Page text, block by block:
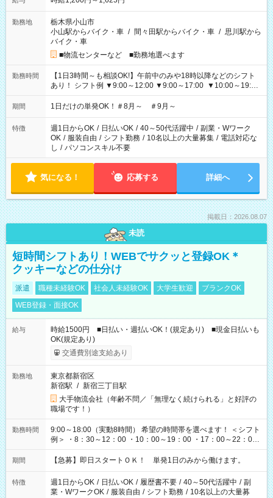
勤務地
栃木県小山市
小山駅からバイク・車 / 間々田駅からバイク・車 / 思川駅から
バイク・車
■物流センターなど ■勤務地選べます
勤務時間
【1日3時間～も相談OK!】午前中のみや18時以降などのシフト
あり！ シフト例 ▼9:00～12:00 ▼9:00～17:00 ▼10:00～19:00
▼18:00～21:00
期間 1日だけの単発OK！＃8月～ ＃9月～
特徴 週1日からOK / 日払いOK / 40～50代活躍中 / 副業・Wワーク
OK / 服装自由 / シフト勤務 / 10名以上の大量募集 / 電話対応な
し / パソコンスキル不要
気になる！ 応募する 詳細へ
掲載日：2026.08.07
未読
短時間シフトあり！WEBでサクッと登録OK＊
クッキーなどの仕分け
派遣 職種未経験OK 社会人未経験OK 大学生歓迎
ブランクOK
WEB登録・面接OK
給与
時給1500円 ■日払い・週払いOK！(規定あり) ■現金日払いも
OK(規定あり)
交通費別途支給あり
勤務地
東京都新宿区
新宿駅 / 新宿三丁目駅
大手物流会社（年齢不問／「無理なく続けられる」と好評の
職場です！）
勤務時間
9:00～18:00（実動8時間） 希望の時間帯を選べます！ ＜シフト
例＞ ・8：30～12：00 ・10：00～19：00 ・17：00～22：00
・13：00～22：00 ・22：00～翌6：00 など
期間 【急募】即日スタートＯＫ！ 単発1日のみから働けます。
特徴 週1日からOK / 日払いOK / 履歴書不要 / 40～50代活躍中 / 副
業・WワークOK / 服装自由 / シフト勤務 / 10名以上の大量募